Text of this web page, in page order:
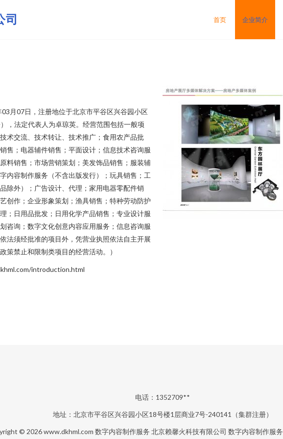
司 首页 企业简介
月07日，注册地位于北京市平谷区兴谷园小区
，法定代表人为卓琼英。经营范围包括一般项
术交流、技术转让、技术推广；食用农产品批
售；电器辅件销售；平面设计；信息技术咨询服
料销售；市场营销策划；美发饰品销售；服装辅
内容制作服务（不含出版发行）；玩具销售；工
除外）；广告设计、代理；家用电器零配件销
创作；企业形象策划；渔具销售；特种劳动防护
；日用品批发；日用化学产品销售；专业设计服
咨询；数字文化创意内容应用服务；信息咨询服
法须经批准的项目外，凭营业执照依法自主开展
策禁止和限制类项目的经营活动。）
introduction.html
电话：1352709**
地址：北京市平谷区兴谷园小区18号楼1层商业7号-240141（集群注册）
© 2026www.dkhml.com 数字内容制作服务 北京赖馨火科技有限公司 数字内容制作服务